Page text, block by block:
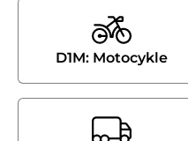
D1M: Motocykle